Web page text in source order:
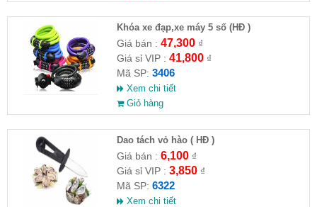
Khóa xe đạp,xe máy 5 số (HĐ )
Giá bán : 47,300₫
Giá sỉ VIP : 41,800₫
Mã SP: 3406
Xem chi tiết
Giỏ hàng
Dao tách vỏ hào ( HĐ )
Giá bán : 6,100₫
Giá sỉ VIP : 3,850₫
Mã SP: 6322
Xem chi tiết